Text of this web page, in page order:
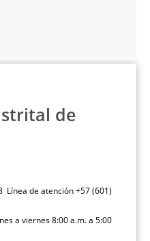
de
Línea de atención +57 (601)
a viernes 8:00 a.m. a 5:00